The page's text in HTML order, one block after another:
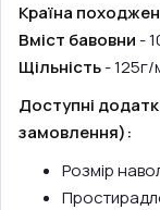
Країна
Вміст бавовни -
Щільність-
Доступні
замовлення):
Розмір